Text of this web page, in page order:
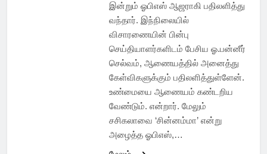
இன்றும் ஓபிஎஸ் ஆஜராகி பதிலளித்து
வந்தார். இந்நிலையில்
விசாரணையின் பின்பு
செய்தியாளர்களிடம் பேசிய ஓ.பன்னீர்
செல்வம், ஆணையத்தில் அனைத்து
கேள்விகளுக்கும் பதிலளித்துள்ளேன்.
உண்மையை ஆணையம் கண்டறிய
வேண்டும். என்றார். மேலும்
சசிகலாவை ‘சின்னம்மா’ என்று
அழைத்த ஓபிஎஸ்,…